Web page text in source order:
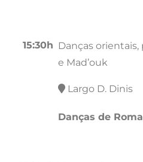
15:30h Danças
e Mad’ouk
Largo D. Dinis
Danças de